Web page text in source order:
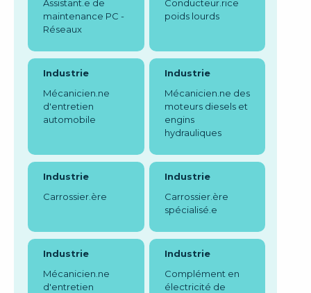
Assistant.e de
maintenance PC -
Réseaux
Conducteur.rice
poids lourds
Industrie
Mécanicien.ne
d'entretien
automobile
Industrie
Mécanicien.ne des
moteurs diesels et
engins
hydrauliques
Industrie
Carrossier.ère
Industrie
Carrossier.ère
spécialisé.e
Industrie
Mécanicien.ne
d'entretien
Industrie
Complément en
électricité de